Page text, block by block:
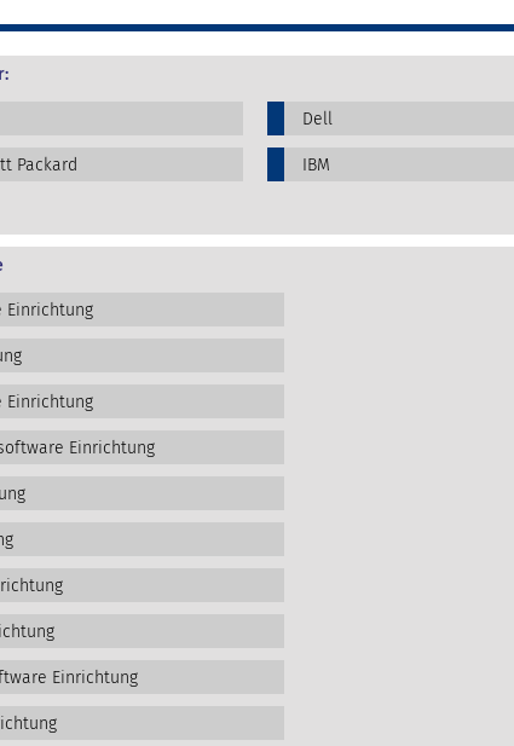
Dell
Packard IBM
Einrichtung
Einrichtung
Einrichtung
Einrichtung